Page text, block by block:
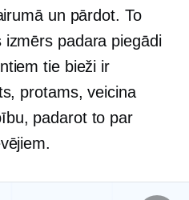
un pārdot. To
padara piegādi
tie bieži ir
protams, veicina
padarot to par